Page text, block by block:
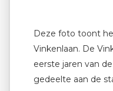
Deze foto toont
Vinkenlaan. De
eerste jaren van
gedeelte aan de